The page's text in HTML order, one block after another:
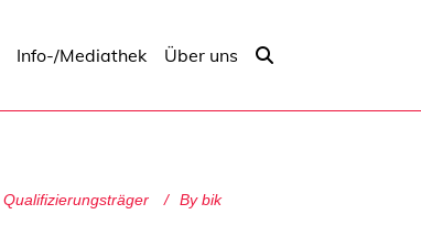
Info-/Mediathek Über uns
Qualifizierungsträger By bik